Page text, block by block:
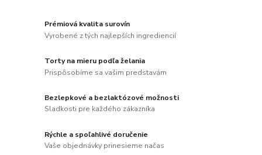
Prémiová kvalita surovín
Vyrobené z tých najlepších ingrediencií
Torty na mieru podľa želania
Prispôsobíme sa vašim predstavám
Bezlepkové a bezlaktózové možnosti
Sladkosti pre každého zákazníka
Rýchle a spoľahlivé doručenie
Vaše objednávky prinesieme načas